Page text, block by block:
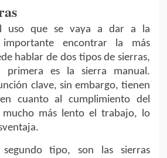
uso que se vaya a dar a la
importante encontrar la más
hablar de dos tipos de sierras,
primera es la sierra manual.
clave, sin embargo, tienen
cuanto al cumplimiento del
mucho más lento el trabajo, lo
tipo, son las sierras